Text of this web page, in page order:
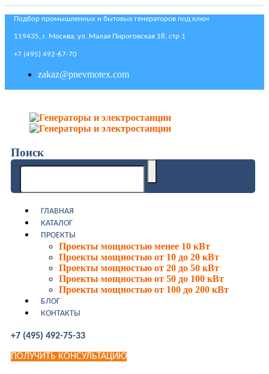
Подбор промышленных и бытовых генераторов под ключ
119435, г. Москва, ул. Малая Пироговская 18, стр 1
+7 (495) 492-67-70
zakaz@pnevmotex.com
Поиск
ГЛАВНАЯ
КАТАЛОГ
ПРОЕКТЫ
Проекты мощностью менее 10 кВт
Проекты мощностью от 10 до 20 кВт
Проекты мощностью от 20 до 50 кВт
Проекты мощностью от 50 до 100 кВт
Проекты мощностью от 100 до 200 кВт
БЛОГ
КОНТАКТЫ
+7 (495) 492-75-33
ПОЛУЧИТЬ КОНСУЛЬТАЦИЮ